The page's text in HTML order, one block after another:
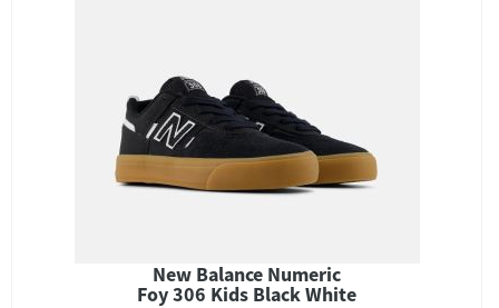
New Balance Numeric
Foy 306 Kids Black White